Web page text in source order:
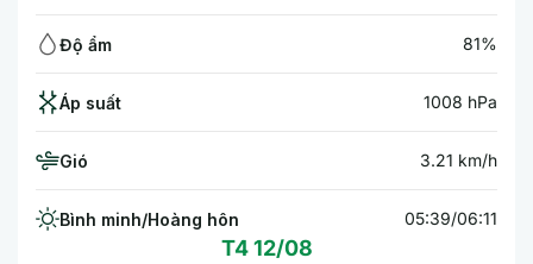
Độ ẩm 81%
Áp suất 1008 hPa
Gió 3.21 km/h
Bình minh/Hoàng hôn 05:39/06:11
T4 12/08